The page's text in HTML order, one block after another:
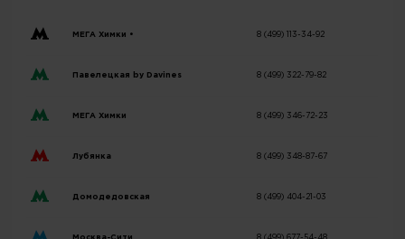
МЕГА Химки • 8 (499) 113-34-92
Павелецкая by Davines 8 (499) 322-79-82
МЕГА Химки 8 (499) 346-72-23
Лубянка 8 (499) 348-87-67
Домодедовская 8 (499) 404-21-03
Москва-Сити 8 (499) 677-54-48